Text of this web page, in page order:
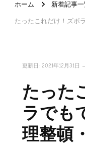
ホーム 新着記事一
たったこれだけ！ズボ
更新日: 2021年12月31日
たった
ラでも
理整頓